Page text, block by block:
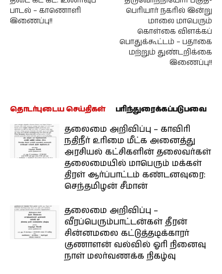
பாடல் – காணொளி
இணைப்பு!!
பெரியார் நகரில் இன்று
மாலை மாபெரும்
கொள்கை விளக்கப்
பொதுக்கூட்டம் – பதாகை
மற்றும் துண்டறிக்கை
இணைப்பு!!
தொடர்புடைய செய்திகள் பரிந்துரைக்கப்படுபவை
தலைமை அறிவிப்பு – காவிரி
நதிநீர் உரிமை மீட்க அனைத்து
அரசியல் கட்சிகளின் தலைவர்கள்
தலைமையில் மாபெரும் மக்கள்
திரள் ஆர்ப்பாட்டம் கண்டனவுரை:
செந்தமிழன் சீமான்
தலைமை அறிவிப்பு –
வீரப்பெரும்பாட்டன்கள் தீரன்
சின்னமலை கட்டுத்தடிக்காரர்
குணாளன் வல்வில் ஓரி நினைவு
நாள் மலர்வணக்க நிகழ்வு